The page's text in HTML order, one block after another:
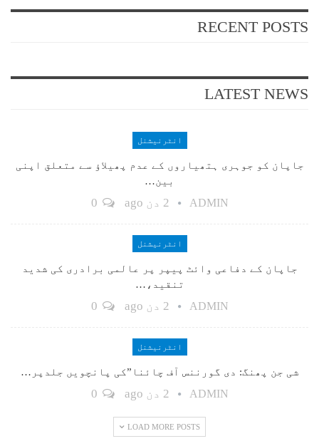
RECENT POSTS
LATEST NEWS
انٹرنیشنل
جاپان کو جوہری ہتھیاروں کے عدم پھیلاؤ سے متعلق اپنی
بین…
ADMIN 2 دن ago
انٹرنیشنل
جاپان کے دفاعی وائٹ پیپر پر عالمی برادری کی شدید
تنقید،…
ADMIN 2 دن ago
انٹرنیشنل
شی جن پھنگ: دی گورننس آف چائنا”کی پانچویں جلدپر…
ADMIN 2 دن ago
LOAD MORE POSTS